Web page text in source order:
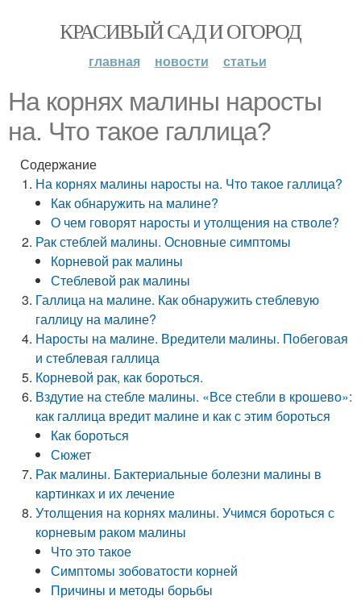
КРАСИВЫЙ САД И ОГОРОД
главная новости статьи
На корнях малины наросты
на. Что такое галлица?
Содержание
На корнях малины наросты на. Что такое галлица?
Как обнаружить на малине?
О чем говорят наросты и утолщения на стволе?
Рак стеблей малины. Основные симптомы
Корневой рак малины
Стеблевой рак малины
Галлица на малине. Как обнаружить стеблевую
галлицу на малине?
Наросты на малине. Вредители малины. Побеговая
и стеблевая галлица
Корневой рак, как бороться.
Вздутие на стебле малины. «Все стебли в крошево»:
как галлица вредит малине и как с этим бороться
Как бороться
Сюжет
Рак малины. Бактериальные болезни малины в
картинках и их лечение
Утолщения на корнях малины. Учимся бороться с
корневым раком малины
Что это такое
Симптомы зобоватости корней
Причины и методы борьбы